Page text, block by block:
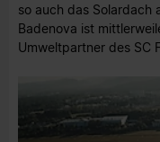
so auch das Solardach
Badenova ist
Umweltpartner des SC